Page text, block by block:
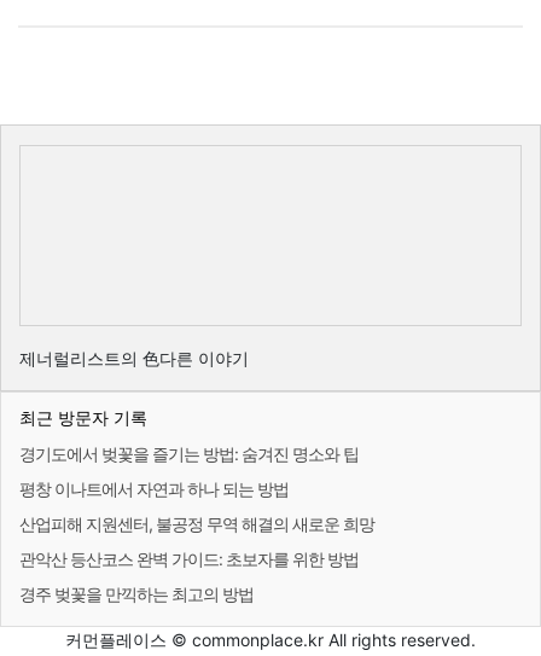
제너럴리스트의 色다른 이야기
최근 방문자 기록
경기도에서 벚꽃을 즐기는 방법: 숨겨진 명소와 팁
평창 이나트에서 자연과 하나 되는 방법
산업피해 지원센터, 불공정 무역 해결의 새로운 희망
관악산 등산코스 완벽 가이드: 초보자를 위한 방법
경주 벚꽃을 만끽하는 최고의 방법
커먼플레이스 © commonplace.kr All rights reserved.